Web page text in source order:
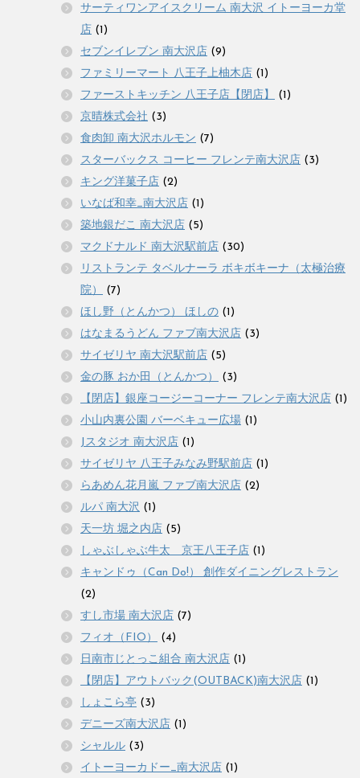
サーティワンアイスクリーム 南大沢 イトーヨーカ堂
店 (1)
セブンイレブン 南大沢店 (9)
ファミリーマート 八王子上柚木店 (1)
ファーストキッチン 八王子店【閉店】
(1)
京晴株式会社 (3)
食肉卸 南大沢ホルモン (7)
スターバックス コーヒー フレンテ南大沢店 (3)
キング洋菓子店 (2)
いなば和幸_南大沢店 (1)
築地銀だこ 南大沢店 (5)
マクドナルド 南大沢駅前店 (30)
リストランテ タベルナーラ ボキボキーナ（太極治療
院）
(7)
ほし野（とんかつ） ほしの (1)
はなまるうどん ファブ南大沢店 (3)
サイゼリヤ 南大沢駅前店 (5)
金の豚 おか田（とんかつ）
(3)
【閉店】銀座コージーコーナー フレンテ南大沢店 (1)
小山内裏公園 バーベキュー広場 (1)
Jスタジオ 南大沢店 (1)
サイゼリヤ 八王子みなみ野駅前店 (1)
らあめん花月嵐 ファブ南大沢店 (2)
ルパ 南大沢 (1)
天一坊 堀之内店 (5)
しゃぶしゃぶ牛太 京王八王子店 (1)
キャンドゥ（Can Do!） 創作ダイニングレストラン
(2)
すし市場 南大沢店 (7)
フィオ（FIO）
(4)
日南市じとっこ組合 南大沢店 (1)
【閉店】アウトバック(OUTBACK)南大沢店 (1)
しょこら亭 (3)
デニーズ南大沢店 (1)
シャルル (3)
イトーヨーカドー_南大沢店 (1)